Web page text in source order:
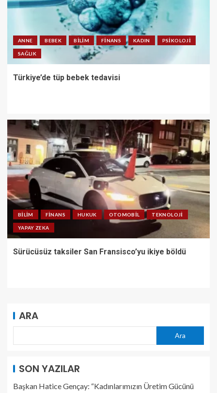
ANNE BEBEK BILIM FINANS KADIN PSIKOLOJI
SAĞLIK
Türkiye’de tüp bebek tedavisi
BILIM FINANS HUKUK OTOMOBIL TEKNOLOJI
YAPAY ZEKA
Sürücüsüz taksiler San Fransisco’yu ikiye böldü
ARA
Ara
SON YAZILAR
Başkan Hatice Gençay: “Kadınlarımızın Üretim Gücünü